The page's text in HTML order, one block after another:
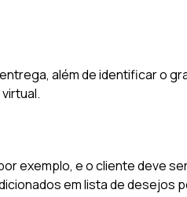
além de identificar o
exemplo, e o cliente deve
em lista de desejos